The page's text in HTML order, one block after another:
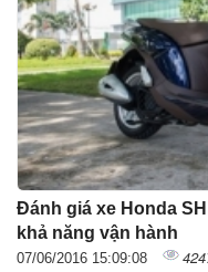
Đánh giá xe Honda
khả năng vận hành
07/06/2016 15:09:08